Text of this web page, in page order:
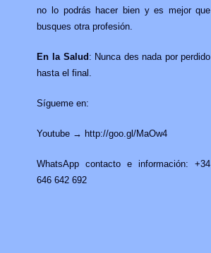
no lo podrás hacer bien y es mejor que
busques otra profesión.
En la Salud : Nunca des nada por perdido
hasta el final.
Sígueme en:
Youtube → http://goo.gl/MaOw4
WhatsApp contacto e información: +34
646 642 692